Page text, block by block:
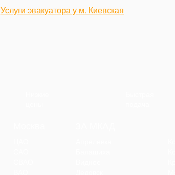
Услуги эвакуатора у м. Киевская